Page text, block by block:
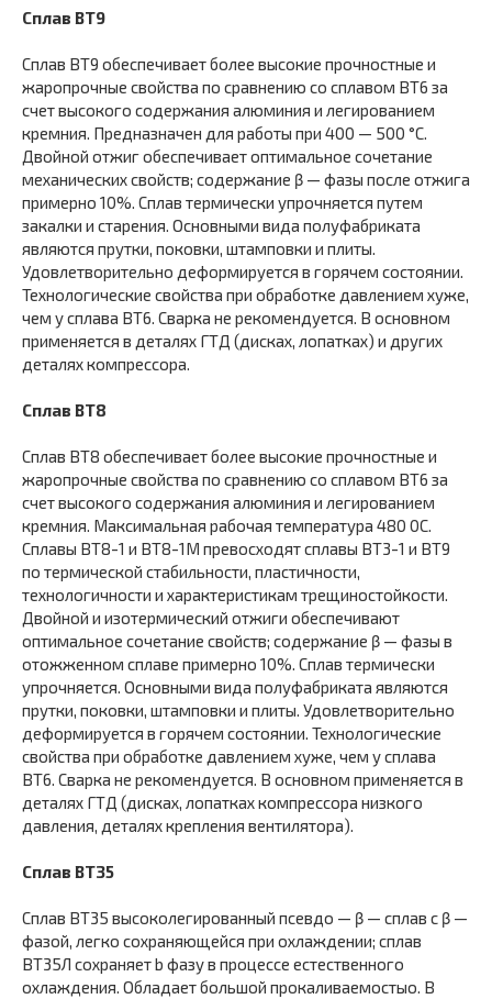
Сплав ВТ9
Сплав ВТ9 обеспечивает более высокие прочностные и
жаропрочные свойства по сравнению со сплавом ВТ6 за
счет высокого содержания алюминия и легированием
кремния. Предназначен для работы при 400 — 500 °С.
Двойной отжиг обеспечивает оптимальное сочетание
механических свойств; содержание β — фазы после отжига
примерно 10%. Сплав термически упрочняется путем
закалки и старения. Основными вида полуфабриката
являются прутки, поковки, штамповки и плиты.
Удовлетворительно деформируется в горячем состоянии.
Технологические свойства при обработке давлением хуже,
чем у сплава ВТ6. Сварка не рекомендуется. В основном
применяется в деталях ГТД (дисках, лопатках) и других
деталях компрессора.
Сплав ВТ8
Сплав ВТ8 обеспечивает более высокие прочностные и
жаропрочные свойства по сравнению со сплавом ВТ6 за
счет высокого содержания алюминия и легированием
кремния. Максимальная рабочая температура 480 0С.
Сплавы ВТ8-1 и ВТ8-1М превосходят сплавы ВТ3-1 и ВТ9
по термической стабильности, пластичности,
технологичности и характеристикам трещиностойкости.
Двойной и изотермический отжиги обеспечивают
оптимальное сочетание свойств; содержание β — фазы в
отожженном сплаве примерно 10%. Сплав термически
упрочняется. Основными вида полуфабриката являются
прутки, поковки, штамповки и плиты. Удовлетворительно
деформируется в горячем состоянии. Технологические
свойства при обработке давлением хуже, чем у сплава
ВТ6. Сварка не рекомендуется. В основном применяется в
деталях ГТД (дисках, лопатках компрессора низкого
давления, деталях крепления вентилятора).
Сплав ВТ35
Сплав ВТ35 высоколегированный псевдо — β — сплав с β —
фазой, легко сохраняющейся при охлаждении; сплав
ВТ35Л сохраняет b фазу в процессе естественного
охлаждения. Обладает большой прокаливаемостыо. В